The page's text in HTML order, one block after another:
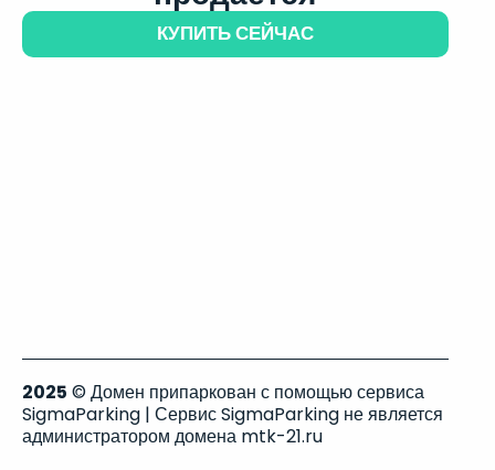
КУПИТЬ СЕЙЧАС
2025 © Домен припаркован с помощью сервиса
SigmaParking | Сервис SigmaParking не является
администратором домена mtk-21.ru